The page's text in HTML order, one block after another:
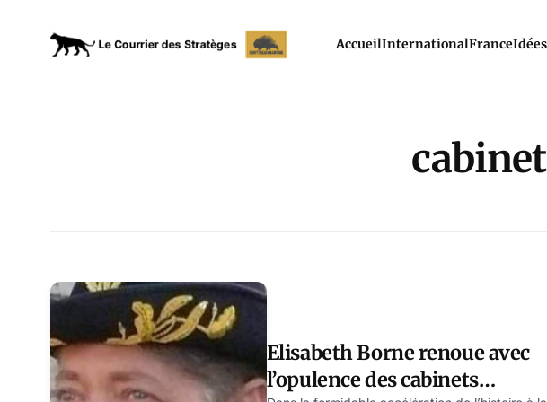
AccueilInternationalFranceIdées
Elisabeth Borne renoue avec
l’opulence des cabinets